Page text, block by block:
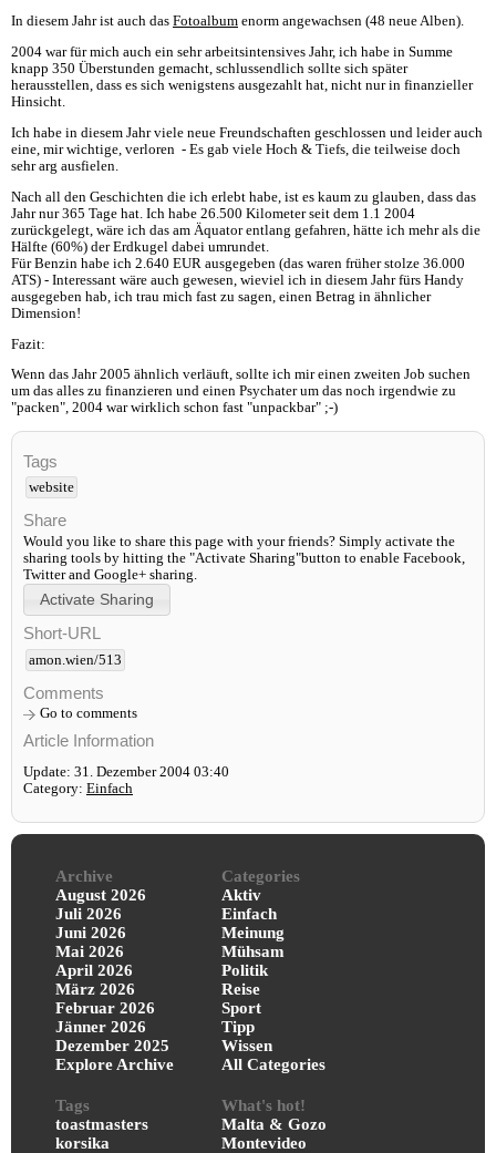
In diesem Jahr ist auch das Fotoalbum enorm angewachsen (48 neue Alben).
2004 war für mich auch ein sehr arbeitsintensives Jahr, ich habe in Summe
knapp 350 Überstunden gemacht, schlussendlich sollte sich später
herausstellen, dass es sich wenigstens ausgezahlt hat, nicht nur in finanzieller
Hinsicht.
Ich habe in diesem Jahr viele neue Freundschaften geschlossen und leider auch
eine, mir wichtige, verloren - Es gab viele Hoch & Tiefs, die teilweise doch
sehr arg ausfielen.
Nach all den Geschichten die ich erlebt habe, ist es kaum zu glauben, dass das
Jahr nur 365 Tage hat. Ich habe 26.500 Kilometer seit dem 1.1 2004
zurückgelegt, wäre ich das am Äquator entlang gefahren, hätte ich mehr als die
Hälfte (60%) der Erdkugel dabei umrundet.
Für Benzin habe ich 2.640 EUR ausgegeben (das waren früher stolze 36.000
ATS) - Interessant wäre auch gewesen, wieviel ich in diesem Jahr fürs Handy
ausgegeben hab, ich trau mich fast zu sagen, einen Betrag in ähnlicher
Dimension!
Fazit:
Wenn das Jahr 2005 ähnlich verläuft, sollte ich mir einen zweiten Job suchen
um das alles zu finanzieren und einen Psychater um das noch irgendwie zu
"packen", 2004 war wirklich schon fast "unpackbar" ;-)
Tags
website
Share
Would you like to share this page with your friends? Simply activate the
sharing tools by hitting the "Activate Sharing"button to enable Facebook,
Twitter and Google+ sharing.
Short-URL
amon.wien/513
Comments
Go to comments
Article Information
Update: 31. Dezember 2004 03:40
Category: Einfach
Archive
August 2026
Juli 2026
Juni 2026
Mai 2026
April 2026
März 2026
Februar 2026
Jänner 2026
Dezember 2025
Explore Archive
Categories
Aktiv
Einfach
Meinung
Mühsam
Politik
Reise
Sport
Tipp
Wissen
All Categories
Tags
toastmasters
korsika
What's hot!
Malta & Gozo
Montevideo